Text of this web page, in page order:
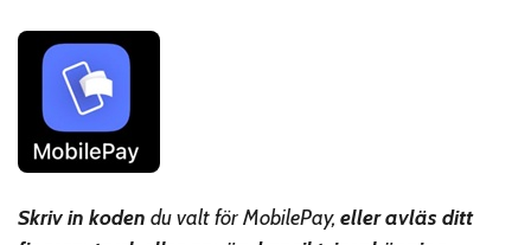
Skriv in koden du valt för MobilePay, eller avläs ditt